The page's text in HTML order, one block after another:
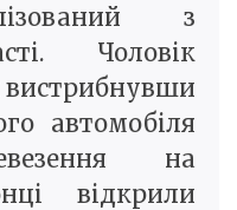
з
Чоловік
вистрибнувши
автомобіля
на
відкрили